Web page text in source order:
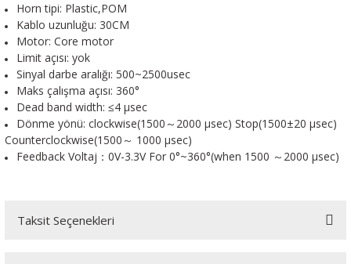
Horn tipi: Plastic,POM
Kablo uzunluğu: 30CM
Motor: Core motor
Limit açısı: yok
Sinyal darbe aralığı: 500~2500usec
Maks çalışma açısı: 360°
Dead band width: ≤4 μsec
Dönme yönü: clockwise(1500～2000 µsec) Stop(1500±20 µsec)
Counterclockwise(1500～ 1000 µsec)
Feedback Voltaj：0V-3.3V For 0°~360°(when 1500 ～2000 µsec)
Taksit Seçenekleri